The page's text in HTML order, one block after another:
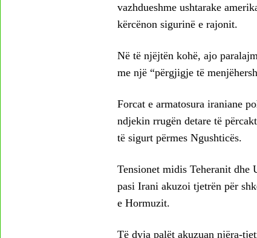
vazhdueshme ushtarake
kërcënon sigurinë e rajonit.
Në të njëjtën kohë, ajo
me një “përgjigje të
Forcat e armatosura iraniane
ndjekin rrugën detare të
të sigurt përmes Ngushticës.
Tensionet midis Teheranit dhe
pasi Irani akuzoi tjetrën për
e Hormuzit.
Të dyja palët akuzuan njëra-